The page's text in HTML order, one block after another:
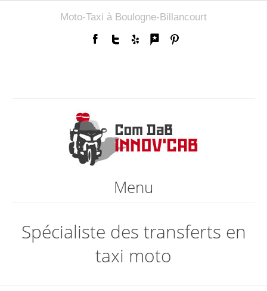
Moto-Taxi à Boulogne-Billancourt
Menu
Spécialiste des transferts en
taxi moto